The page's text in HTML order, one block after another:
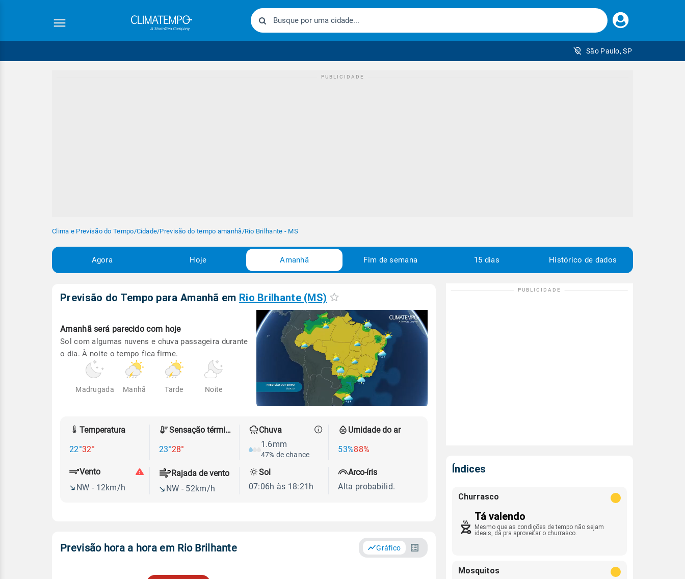
Faça
seu
São Paulo, SP
Clima e Previsão do Tempo/Cidade/Previsão do tempo amanhã/Rio Brilhante - MS
Agora Hoje Amanhã Fim de semana 15 dias Histórico de dados
Previsão do Tempo para Amanhã em Rio Brilhante (MS)
Amanhã será parecido com hoje
Sol com algumas nuvens e chuva passageira durante
o dia. À noite o tempo fica firme.
Madrugada Manhã Tarde Noite
Temperatura
22°32°
Sensação térmica
23°28°
Chuva
1.6mm
47% de chance
Umidade do ar
53%88%
Vento
NW - 12km/h
Rajada de vento
NW - 52km/h
Sol
07:06h às 18:21h
Arco-íris
Alta probabilid.
Previsão hora a hora em Rio Brilhante Gráfico
Índices
Churrasco
Tá valendo
Mesmo que as condições de tempo não sejam
ideais, dá pra aproveitar o churrasco.
Mosquitos